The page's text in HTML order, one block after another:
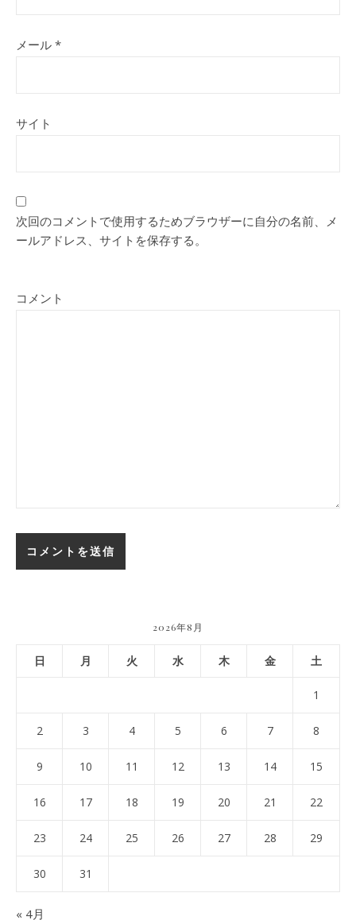
メール *
サイト
次回のコメントで使用するためブラウザーに自分の名前、メ
ールアドレス、サイトを保存する。
コメント
2026年8月
日 月 火 水 木 金 土
1
2 3 4 5 6 7 8
9 10 11 12 13 14 15
16 17 18 19 20 21 22
23 24 25 26 27 28 29
30 31
« 4月